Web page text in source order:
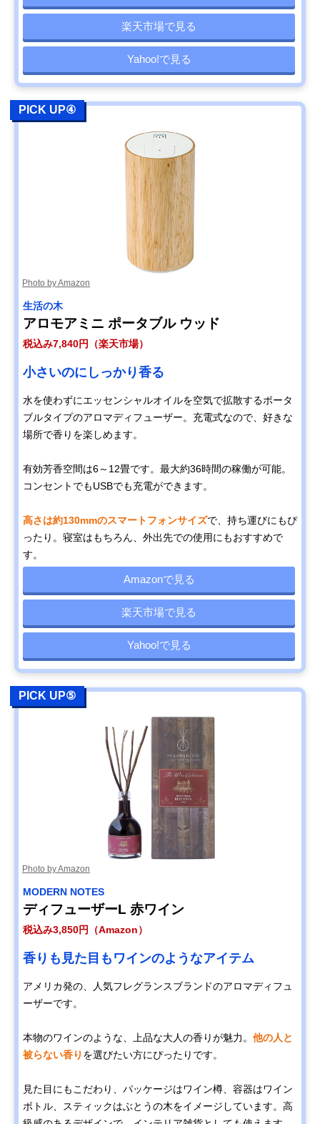
楽天市場で見る
Yahoo!で見る
PICK UP④
Photo by Amazon
‎生活の木
アロモアミニ ポータブル ウッド
税込み7,840円（楽天市場）
小さいのにしっかり香る
水を使わずにエッセンシャルオイルを空気で拡散するポータ
ブルタイプのアロマディフューザー。充電式なので、好きな
場所で香りを楽しめます。
有効芳香空間は6～12畳です。最大約36時間の稼働が可能。
コンセントでもUSBでも充電ができます。
高さは約130mmのスマートフォンサイズで、持ち運びにもぴ
ったり。寝室はもちろん、外出先での使用にもおすすめで
す。
Amazonで見る
楽天市場で見る
Yahoo!で見る
PICK UP⑤
Photo by Amazon
MODERN NOTES
ディフューザーL 赤ワイン
税込み3,850円（Amazon）
香りも見た目もワインのようなアイテム
アメリカ発の、人気フレグランスブランドのアロマディフュ
ーザーです。
本物のワインのような、上品な大人の香りが魅力。 他の人と
被らない香り を選びたい方にぴったりです。
見た目にもこだわり、パッケージはワイン樽、容器はワイン
ボトル、スティックはぶとうの木をイメージしています。高